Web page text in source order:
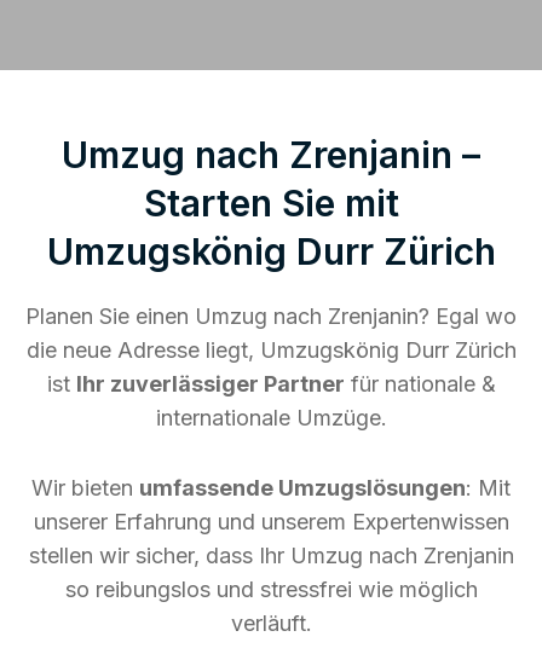
Umzug nach Zrenjanin –
Starten Sie mit
Umzugskönig Durr Zürich
Planen Sie einen Umzug nach Zrenjanin? Egal wo
die neue Adresse liegt, Umzugskönig Durr Zürich
ist Ihr zuverlässiger Partner für nationale &
internationale Umzüge.
Wir bieten umfassende Umzugslösungen: Mit
unserer Erfahrung und unserem Expertenwissen
stellen wir sicher, dass Ihr Umzug nach Zrenjanin
so reibungslos und stressfrei wie möglich
verläuft.